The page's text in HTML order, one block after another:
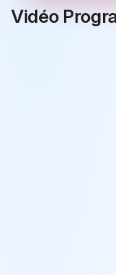
Vidéo